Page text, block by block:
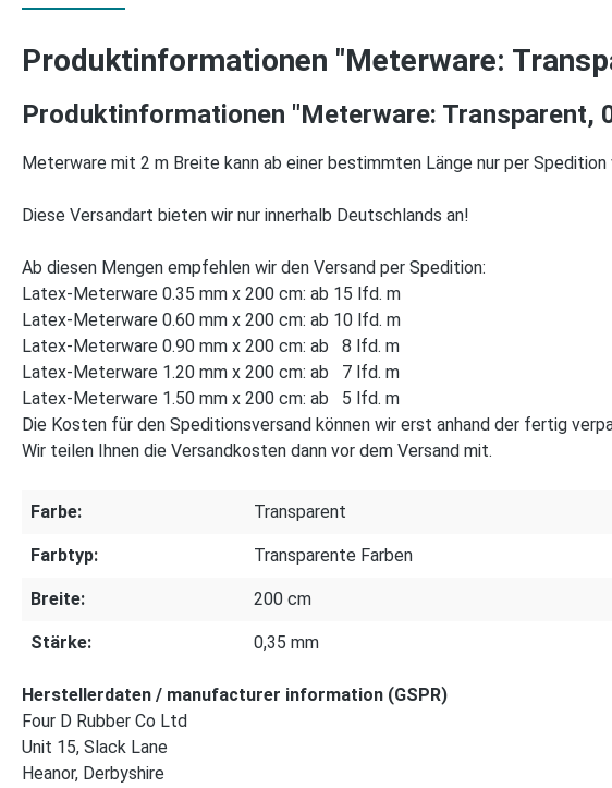
Produktinformationen "Meterware:
Produktinformationen "Meterware: Transparent,
Meterware mit 2 m Breite kann ab einer bestimmten Länge nur per
Diese Versandart bieten wir nur innerhalb Deutschlands an!
Ab diesen Mengen empfehlen wir den Versand per Spedition:
Latex-Meterware 0.35 mm x 200 cm: ab 15 lfd. m
Latex-Meterware 0.60 mm x 200 cm: ab 10 lfd. m
Latex-Meterware 0.90 mm x 200 cm: ab 8 lfd. m
Latex-Meterware 1.20 mm x 200 cm: ab 7 lfd. m
Latex-Meterware 1.50 mm x 200 cm: ab 5 lfd. m
Die Kosten für den Speditionsversand können wir erst anhand der fertig
Wir teilen Ihnen die Versandkosten dann vor dem Versand mit.
Farbe: Transparent
Farbtyp: Transparente Farben
Breite: 200 cm
Stärke: 0,35 mm
Herstellerdaten / manufacturer information (GSPR)
Four D Rubber Co Ltd
Unit 15, Slack Lane
Heanor, Derbyshire